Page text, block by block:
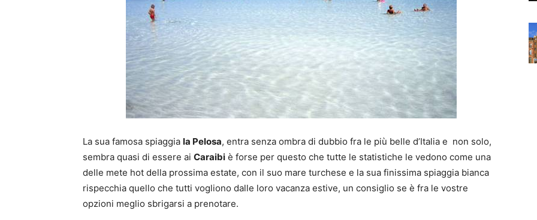
La sua famosa spiaggia la Pelosa, entra senza ombra di dubbio fra le più belle d’Italia e non solo,
sembra quasi di essere ai Caraibi è forse per questo che tutte le statistiche le vedono come una
delle mete hot della prossima estate, con il suo mare turchese e la sua finissima spiaggia bianca
rispecchia quello che tutti vogliono dalle loro vacanza estive, un consiglio se è fra le vostre
opzioni meglio sbrigarsi a prenotare.